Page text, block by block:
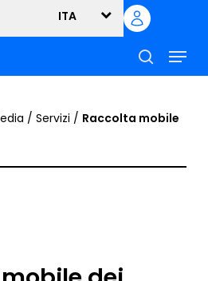
ITA
cerca
Menu
/ Servizi / Raccolta mobile